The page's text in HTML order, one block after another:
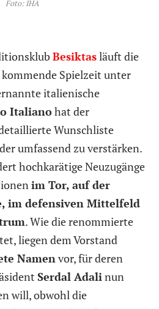
Foto: IHA
Besiktasläuft die
Spielzeit unter
italienische
Italianohat der
Wunschliste
umfassend zu verstärken.
hochkarätige Neuzugänge
im Tor, auf der
im defensiven Mittelfeld
. Wie die renommierte
liegen dem Vorstand
Namen vor, für deren
Serdal Adali nun
will, obwohl die